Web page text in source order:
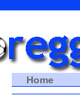
Home